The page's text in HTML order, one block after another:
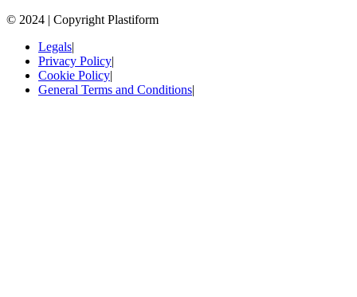
© 2024 | Copyright Plastiform
Legals|
Privacy Policy|
Cookie Policy|
General Terms and Conditions|